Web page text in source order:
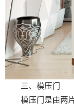
三、模压门
模压门是由两片